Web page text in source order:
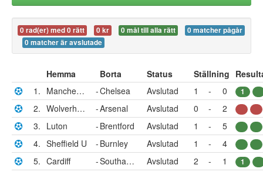
0 rad(er) med 0 rätt 0 kr 0 mål till alla rätt
0 matcher pågår
0 matcher är avslutade
Hemma Borta Status Ställning
1.
Manchester City -Chelsea Avslutad 1 - 0 1
2. Wolverhampton -Arsenal Avslutad 0 -
2
3. Luton -Brentford Avslutad 1 -
5
4. Sheffield U -Burnley Avslutad 1 -
4
5. Cardiff - Southampton Avslutad 2 - 1 1